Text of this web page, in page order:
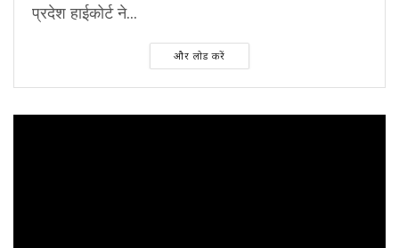
प्रदेश हाईकोर्ट ने...
और लोड करें